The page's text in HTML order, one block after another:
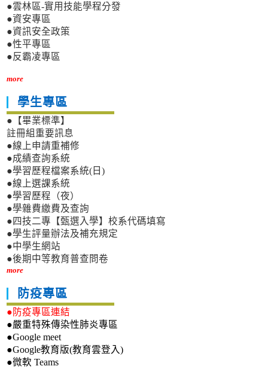
●雲林區-實用技能學程分發
●資安專區
●資訊安全政策
●性平專區
●反霸凌專區
more
學生專區
●【畢業標準】
註冊組重要訊息
●線上申請重補修
●成績查詢系統
●學習歷程檔案系統(日)
●線上選課系統
●學習歷程（夜）
●學雜費繳費及查詢
●四技二專【甄選入學】校系代碼填寫
●學生評量辦法及補充規定
●中學生網站
●後期中等教育普查問卷
more
防疫專區
●防疫專區連結
●嚴重特殊傳染性肺炎專區
●Google meet
●Google教育版(教育雲登入)
●微軟 Teams